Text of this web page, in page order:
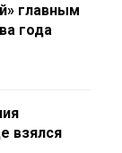
главным
года
взялся